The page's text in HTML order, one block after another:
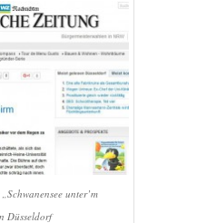
unter’m
Düsseldorf